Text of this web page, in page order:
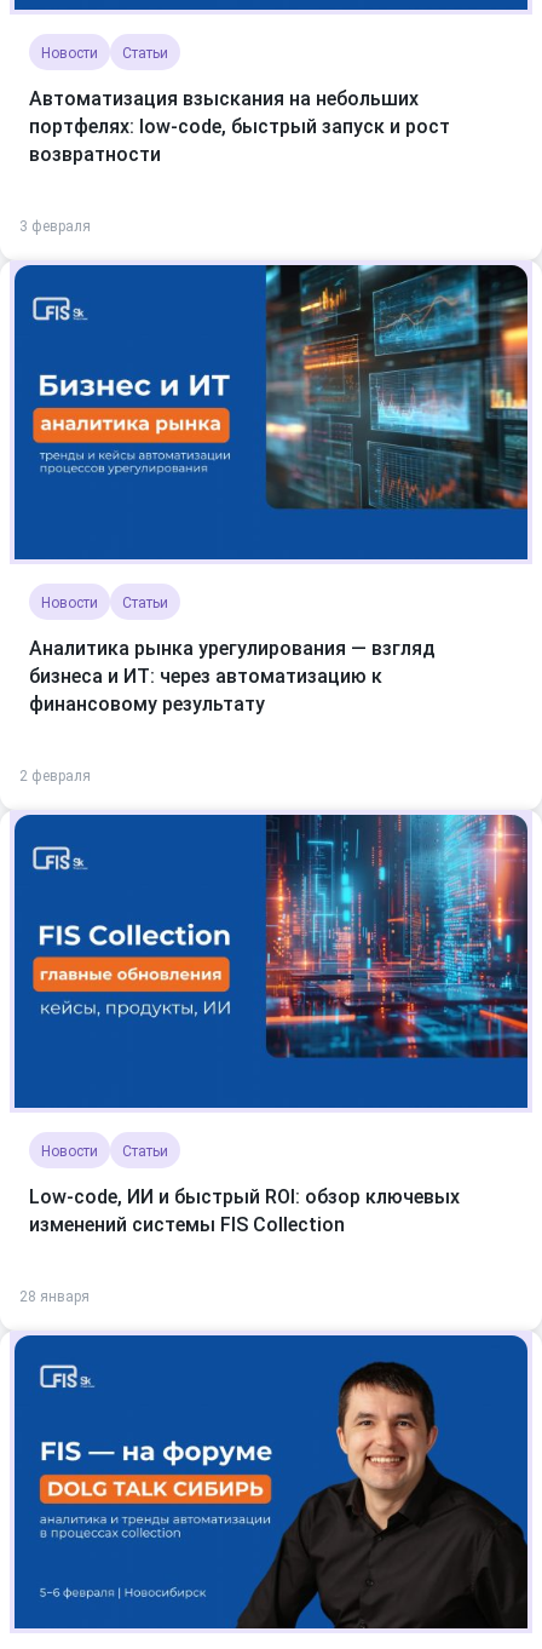
Новости Статьи
Автоматизация взыскания на небольших
портфелях: low-code, быстрый запуск и рост
возвратности
3 февраля
Новости Статьи
Аналитика рынка урегулирования — взгляд
бизнеса и ИТ: через автоматизацию к
финансовому результату
2 февраля
Новости Статьи
Low-code, ИИ и быстрый ROI: обзор ключевых
изменений системы FIS Collection
28 января